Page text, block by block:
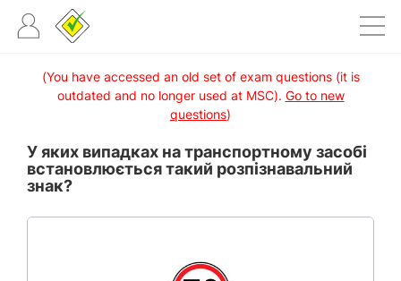
(You have accessed an old set of exam questions (it is
outdated and no longer used at MSC). Go to new
questions)
У яких випадках на транспортному засобі
встановлюється такий розпізнавальний
знак?